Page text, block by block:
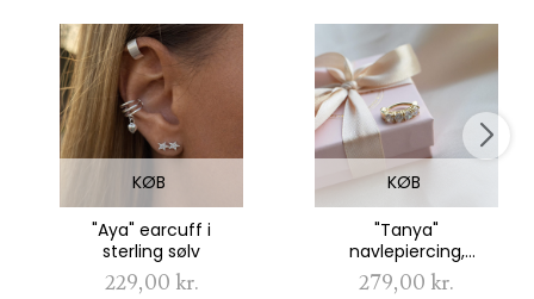
KØB
"Aya" earcuff i
sterling sølv
229,00 kr.
KØB
"Tanya"
navlepiercing,
mavesmykke
279,00 kr.